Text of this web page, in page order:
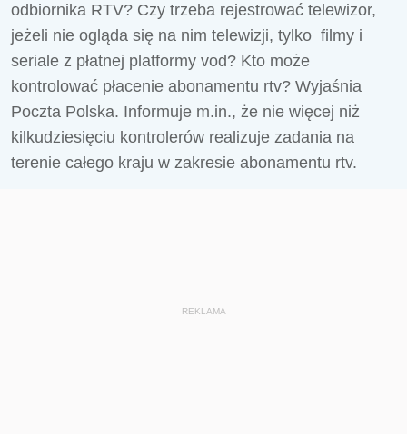
odbiornika RTV? Czy trzeba rejestrować telewizor,
jeżeli nie ogląda się na nim telewizji, tylko filmy i
seriale z płatnej platformy vod? Kto może
kontrolować płacenie abonamentu rtv? Wyjaśnia
Poczta Polska. Informuje m.in., że nie więcej niż
kilkudziesięciu kontrolerów realizuje zadania na
terenie całego kraju w zakresie abonamentu rtv.
REKLAMA